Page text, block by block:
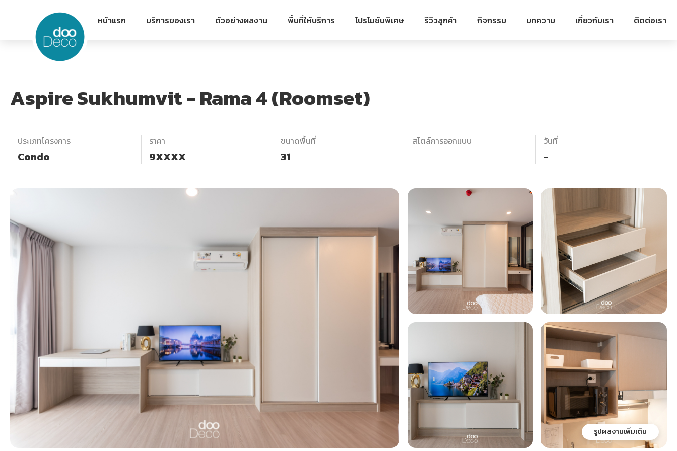
หน้าแรก บริการของเรา ตัวอย่างผลงาน พื้นที่ให้บริการ โปรโมชันพิเศษ รีวิวลูกค้า กิจกรรม บทความ เกี่ยวกับเรา ติดต่อเรา
Aspire Sukhumvit - Rama 4 (Roomset)
ประเภทโครงการ
Condo
ราคา
9XXXX
ขนาดพื้นที่
31
สไตล์การออกแบบ วันที่
-
รูปผลงานเพิ่มเติม